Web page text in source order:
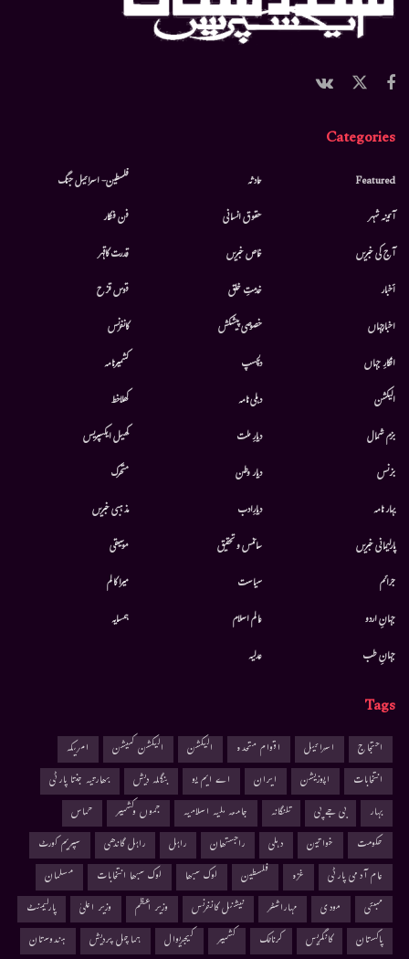
Categories
Featured
آئینہ شہر
آج کی خبریں
أخبار
اخبارجہاں
افکارِ جہاں
الیکشن
بزم شمال
بزنس
بہار نامہ
پارلیمانی خبریں
جرائم
جہانِ اردو
جہانِ طب
حادثہ
حقوق انسانی
خاص خبریں
خدمتِ خلق
خصوصی پیشکش
دلچسپ
دہلی نامہ
دیارِ ملت
دیار وطن
دیارِادب
سائنس و تحقیق
سیاست
عالم اسلام
عدلیہ
فلسطین- اسرائیل جنگ
فن فنکار
قدرت کاقہر
قوس قزح
کانفرنس
کشمیرنامہ
کھلاخط
کھیل ایکسپریس
متحرك
مذہبی خبریں
موسيقى
میرا کالم
ہمسایہ
Tags
احتجاج اسرائیل اقوام متحدہ الیکشن الیکشن کمیشن
امریکہ
انتخابات
اپوزیشن ایران اے ایم یو بنگلہ دیش
بھارتیہ جنتا پارٹی
بہار
بی جے پی تلنگانہ جامعہ ملیہ اسلامیہ جموں وکشمیر
حماس
حکومت
خواتین دہلی راجستھان راہل راہل گاندھی
سپریم کورٹ
عام آدمی پارٹی
غزہ فلسطین لوک سبھا لوک سبھا انتخابات
مسلمان
ممبئی
مودی مہاراشٹر نیشنل کانفرنس وزیر اعظم وزیر اعلیٰ
پارلیمنٹ
پاکستان
کانگریس کرناٹک کشمیر کیجریوال ہماچل پردیش ہندوستان